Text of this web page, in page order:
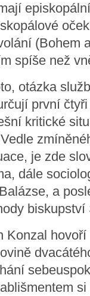
(Bohem
spíše než
otázka
první
kritické
je zde
dále
a
biskupství
Konzal